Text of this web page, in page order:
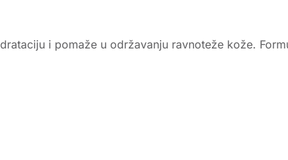
i pomaže u održavanju ravnoteže kože.